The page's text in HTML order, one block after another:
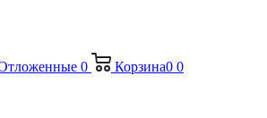
0 Корзина0 0